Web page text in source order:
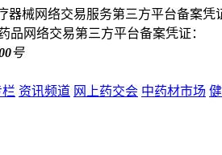
器械网络交易服务第三方平台备案凭
品网络交易第三方平台备案凭证：
号
资讯频道 网上药交会 中药材市场